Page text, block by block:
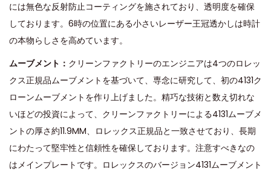
には無色な反射防止コーティングを施されており、透明度を確保
しております。6時の位置にある小さいレーザー王冠透かしは時計
の本物らしさを高めています。
ムーブメント： クリーンファクトリーのエンジニアは4つのロレッ
クス正規品ムーブメントを基づいて、専念に研究して、初の4131ク
ローンムーブメントを作り上げました。精巧な技術と数え切れな
いほどの投資によって、クリーンファクトリーによる4131ムーブメ
ントの厚さ約11.9MM、ロレックス正規品と一致させており、長期
にわたって堅牢性と信頼性を確保しております。注意すべきなの
はメインプレートです。ロレックスのバージョン4131ムーブメント